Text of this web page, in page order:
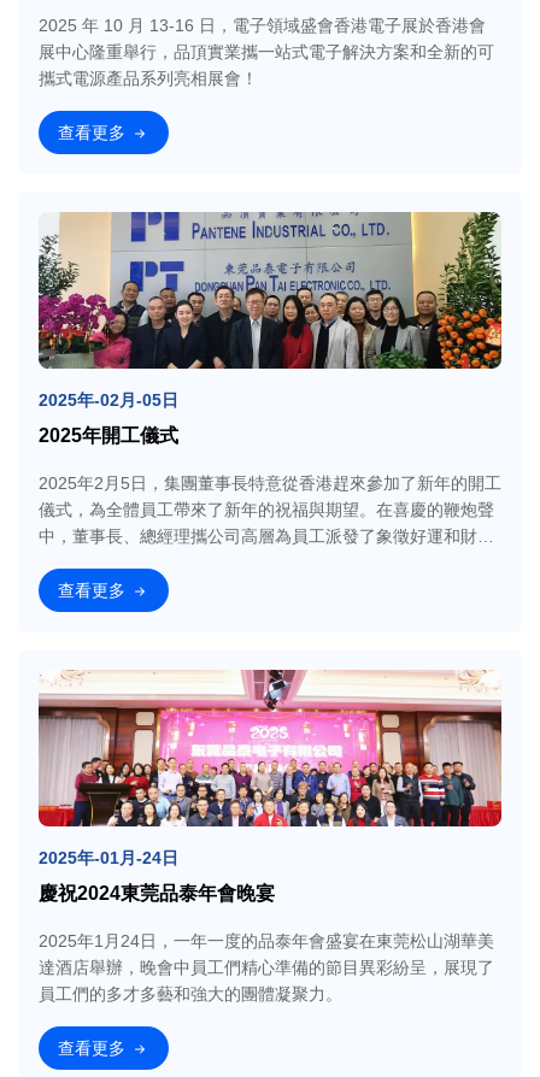
2025 年 10 月 13-16 日，電子領域盛會香港電子展於香港會
展中心隆重舉行，品頂實業攜一站式電子解決方案和全新的可
攜式電源產品系列亮相展會！
查看更多
2025年-02月-05日
2025年開工儀式
2025年2月5日，集團董事長特意從香港趕來參加了新年的開工
儀式，為全體員工帶來了新年的祝福與期望。在喜慶的鞭炮聲
中，董事長、總經理攜公司高層為員工派發了象徵好運和財富
查看更多
2025年-01月-24日
慶祝2024東莞品泰年會晚宴
2025年1月24日，一年一度的品泰年會盛宴在東莞松山湖華美
達酒店舉辦，晚會中員工們精心準備的節目異彩紛呈，展現了
員工們的多才多藝和強大的團體凝聚力。
查看更多